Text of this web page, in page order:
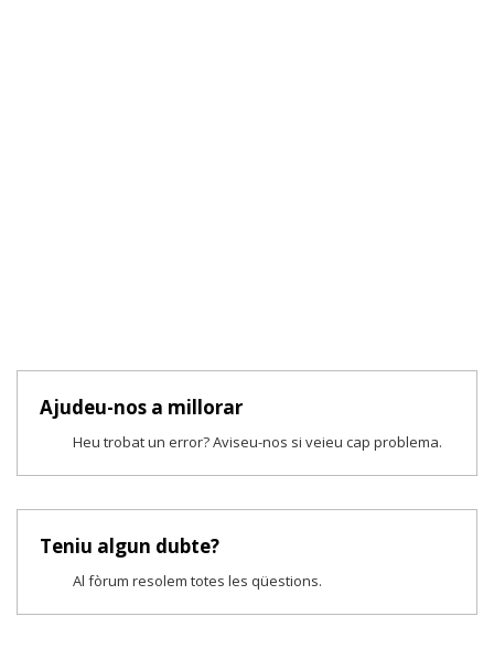
Ajudeu-nos a millorar
Heu trobat un error? Aviseu-nos si veieu cap problema.
Teniu algun dubte?
Al fòrum resolem totes les qüestions.